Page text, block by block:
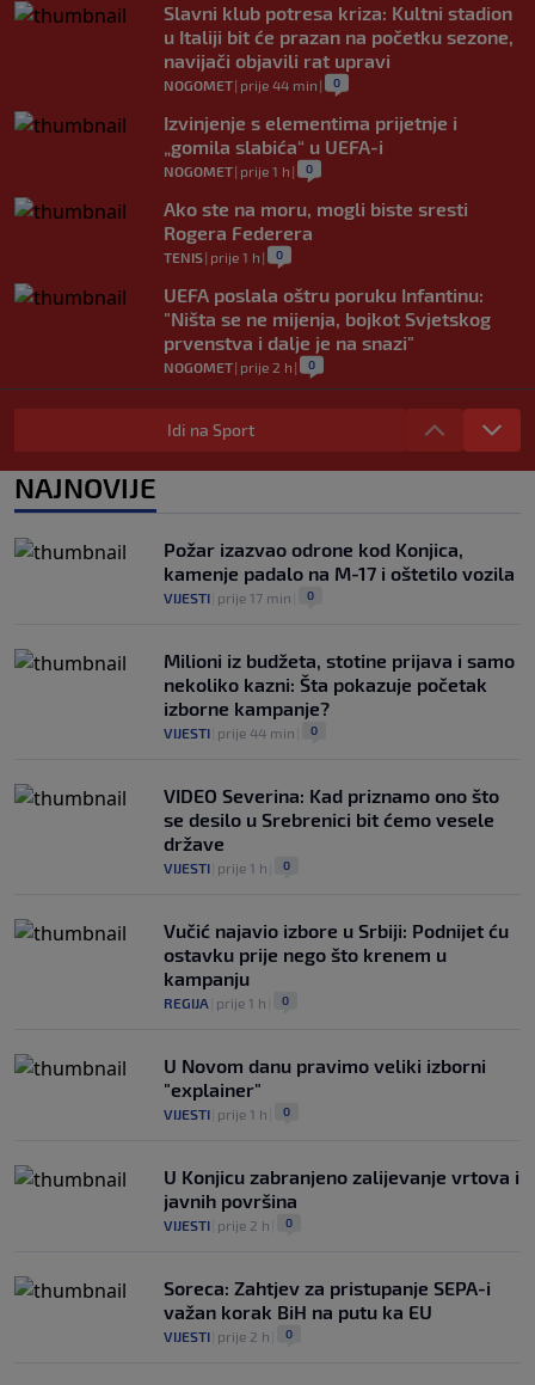
Slavni klub potresa kriza: Kultni stadion
u Italiji bit će prazan na početku sezone,
navijači objavili rat upravi
NOGOMET| prije 44 min | 0
Izvinjenje s elementima prijetnje i
„gomila slabića“ u UEFA-i
NOGOMET| prije 1 h | 0
Ako ste na moru, mogli biste sresti
Rogera Federera
TENIS| prije 1 h | 0
UEFA poslala oštru poruku Infantinu:
"Ništa se ne mijenja, bojkot Svjetskog
prvenstva i dalje je na snazi"
NOGOMET| prije 2 h | 0
FIFA još nije uplatila obećani novac
gradovima domaćinima Svjetskog
0
Svjetskog prvenstva – žestok šamar
Real Madridu
NOGOMET prije 2 h 0
Idi na Sport
NAJNOVIJE
Požar izazvao odrone kod Konjica,
kamenje padalo na M-17 i oštetilo vozila
VIJESTI prije 17 min 0
Milioni iz budžeta, stotine prijava i samo
nekoliko kazni: Šta pokazuje početak
izborne kampanje?
VIJESTI prije 44 min 0
VIDEO Severina: Kad priznamo ono što
se desilo u Srebrenici bit ćemo vesele
države
VIJESTI prije 1 h 0
Vučić najavio izbore u Srbiji: Podnijet ću
ostavku prije nego što krenem u
kampanju
REGIJA prije 1 h 0
U Novom danu pravimo veliki izborni
"explainer"
VIJESTI prije 1 h 0
U Konjicu zabranjeno zalijevanje vrtova i
javnih površina
VIJESTI prije 2 h 0
Soreca: Zahtjev za pristupanje SEPA-i
važan korak BiH na putu ka EU
VIJESTI prije 2 h 0